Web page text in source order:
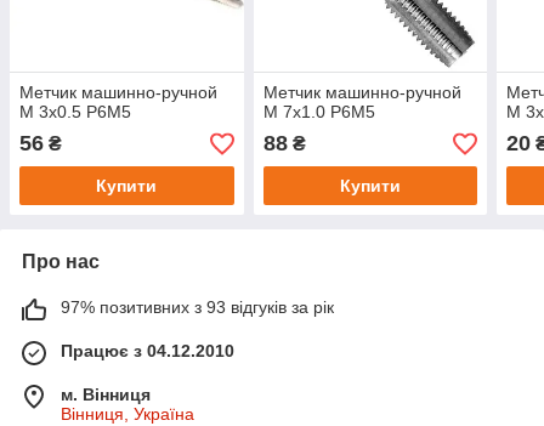
Метчик машинно-ручной
М 3х0.5 Р6М5
56 ₴
Купити
Метчик машинно-ручной
М 7х1.0 Р6М5
88₴
Купити
М
20
Про нас
97% позитивних з 93 відгуків за рік
Працює з 04.12.2010
м. Вінниця
Вінниця, Україна